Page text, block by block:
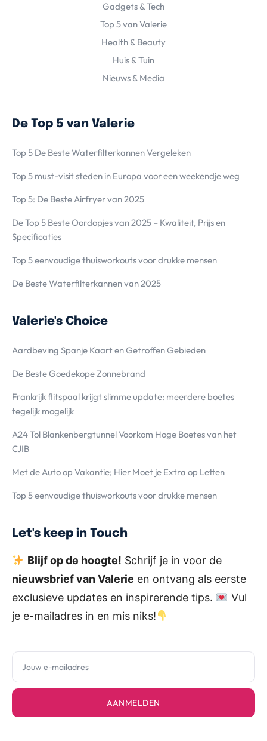
Gadgets & Tech
Top 5 van Valerie
Health & Beauty
Huis & Tuin
Nieuws & Media
De Top 5 van Valerie
Top 5 De Beste Waterfilterkannen Vergeleken
Top 5 must-visit steden in Europa voor een weekendje weg
Top 5: De Beste Airfryer van 2025
De Top 5 Beste Oordopjes van 2025 – Kwaliteit, Prijs en
Specificaties
Top 5 eenvoudige thuisworkouts voor drukke mensen
De Beste Waterfilterkannen van 2025
Valerie's Choice
Aardbeving Spanje Kaart en Getroffen Gebieden
De Beste Goedekope Zonnebrand
Frankrijk flitspaal krijgt slimme update: meerdere boetes
tegelijk mogelijk
A24 Tol Blankenbergtunnel Voorkom Hoge Boetes van het
CJIB
Met de Auto op Vakantie; Hier Moet je Extra op Letten
Top 5 eenvoudige thuisworkouts voor drukke mensen
Let's keep in Touch
Blijf op de hoogte! Schrijf je in voor de
nieuwsbrief van Valerie en ontvang als eerste
exclusieve updates en inspirerende tips.
Vul
je e-mailadres in en mis niks!
AANMELDEN